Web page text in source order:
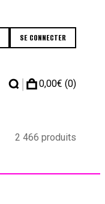
SE CONNECTER
| 0,00€ (0)
2 466 produits